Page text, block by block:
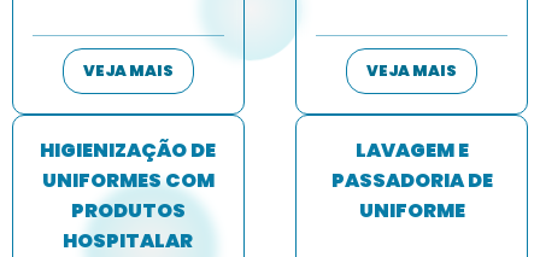
VEJA MAIS VEJA MAIS
HIGIENIZAÇÃO DE
UNIFORMES COM
PRODUTOS
HOSPITALAR
LAVAGEM E
PASSADORIA DE
UNIFORME